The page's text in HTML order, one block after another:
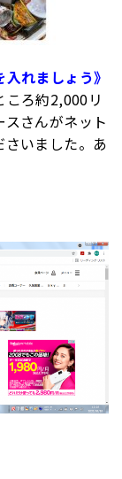
れましょう》
ころ約2,000リ
さんがネット
いました。あ